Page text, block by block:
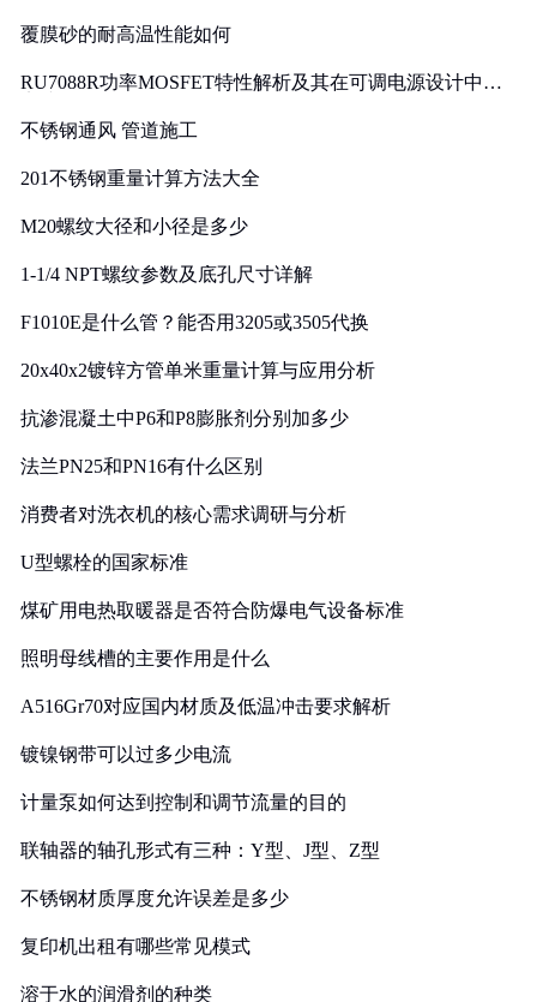
覆膜砂的耐高温性能如何
RU7088R功率MOSFET特性解析及其在可调电源设计中的
不锈钢通风 管道施工
201不锈钢重量计算方法大全
M20螺纹大径和小径是多少
1-1/4 NPT螺纹参数及底孔尺寸详解
F1010E是什么管？能否用3205或3505代换
20x40x2镀锌方管单米重量计算与应用分析
抗渗混凝土中P6和P8膨胀剂分别加多少
法兰PN25和PN16有什么区别
消费者对洗衣机的核心需求调研与分析
U型螺栓的国家标准
煤矿用电热取暖器是否符合防爆电气设备标准
照明母线槽的主要作用是什么
A516Gr70对应国内材质及低温冲击要求解析
镀镍钢带可以过多少电流
计量泵如何达到控制和调节流量的目的
联轴器的轴孔形式有三种：Y型、J型、Z型
不锈钢材质厚度允许误差是多少
复印机出租有哪些常见模式
溶于水的润滑剂的种类